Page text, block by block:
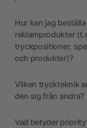
Hur kan jag
reklamprodukter
tryckpositioner,
och produkter)?
Vilken tryckteknik
den sig från andra?
Vad betyder